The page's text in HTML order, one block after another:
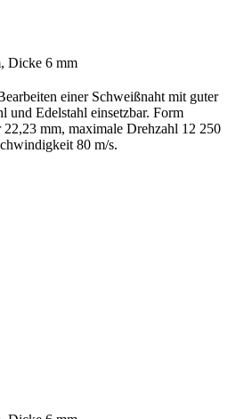
Dicke 6 mm
einer Schweißnaht mit guter
und Edelstahl einsetzbar. Form
22,23 mm, maximale Drehzahl 12 250
80 m/s.